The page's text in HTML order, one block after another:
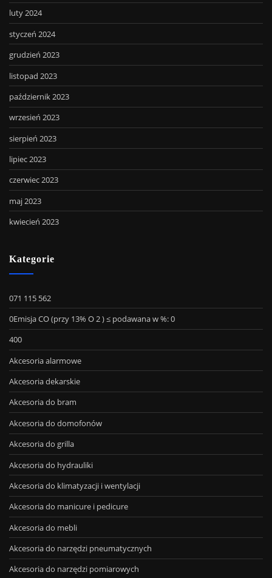
luty 2024
styczeń 2024
grudzień 2023
listopad 2023
październik 2023
wrzesień 2023
sierpień 2023
lipiec 2023
czerwiec 2023
maj 2023
kwiecień 2023
Kategorie
071 115 562
0Emisja CO (przy 13% O 2 ) ≤ podawana w %: 0
400
Akcesoria alarmowe
Akcesoria dekarskie
Akcesoria do bram
Akcesoria do domofonów
Akcesoria do grilla
Akcesoria do hydrauliki
Akcesoria do klimatyzacji i wentylacji
Akcesoria do manicure i pedicure
Akcesoria do mebli
Akcesoria do narzędzi pneumatycznych
Akcesoria do narzędzi pomiarowych